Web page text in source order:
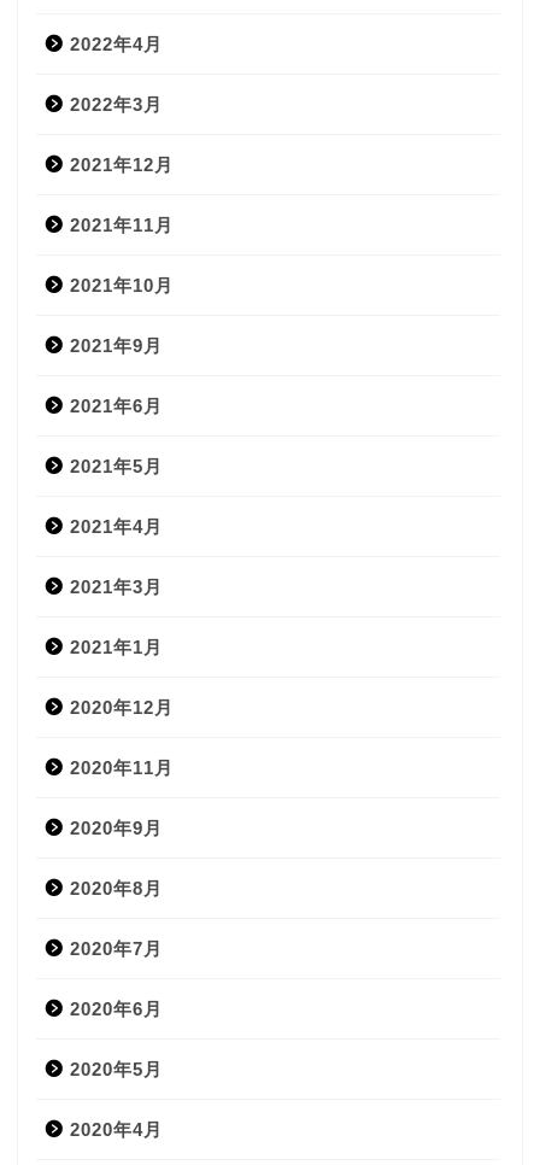
2022年4月
2022年3月
2021年12月
2021年11月
2021年10月
2021年9月
2021年6月
2021年5月
2021年4月
2021年3月
2021年1月
2020年12月
2020年11月
2020年9月
2020年8月
2020年7月
2020年6月
2020年5月
2020年4月